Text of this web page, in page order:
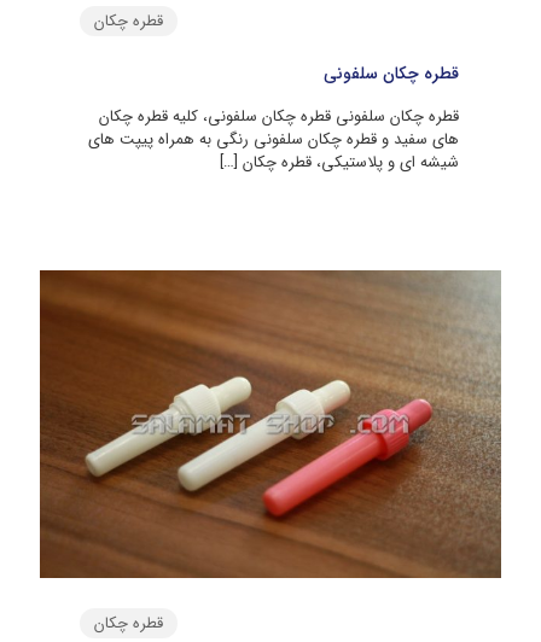
قطره چکان
قطره چکان سلفونی
قطره چکان سلفونی قطره چکان سلفونی، کلیه قطره چکان
های سفید و قطره چکان سلفونی رنگی به همراه پیپت های
شیشه ای و پلاستیکی، قطره چکان […]
قطره چکان